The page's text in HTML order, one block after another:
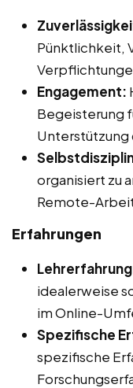
Pünktlichkeit,
Engagement:
Begeisterung
Unterstützung
organisiert zu
Remote-
Erfahrungen
idealerweise
im Online-
Spezifische
spezifische